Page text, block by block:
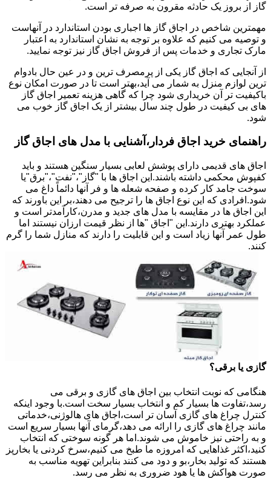
گاز از بروز یک حادثه مقرون به صرفه تر است.
مهمترین شاخص در اجاق گاز ها اجباری بودن استاندارد در آنهاست
و توصیه می کنیم که علاوه بر توجه به نشان استاندارد به اعتبار
مارک تجاری و خدمات پس از فروش اجاق گاز نیز توجه نمایید.
از آنجایی که اجاق گاز یکی از پرمصرف ترین و در عین حال بادوام
ترین لوازم منزل به شمار می آید،بهتر است تا در صورت امکان نوع
باکیفیت تر آن خریداری شود چرا که گاهی هزینه تعمیر اجاق گاز
های بی کیفیت در طول چند سال بیشتر از یک اجاق گاز خوب می
شود.
راهنمای خرید اجاق فردار،آشنایی با مدل های اجاق گاز
اجاق های قدیمی دارای پوشش لعابی بسیار سنگین هستند و باید
کفپوش محکمی داشته باشند.این اجاق ها با "گاز"،"نفت"،"برق"یا
سوخت جامد کار کرده و صفحه شعله ها و فر آنها دائماً داغ می
شود.افرادی که این نوع اجاق ها را ترجیح می دهند،بر این باورند که
این اجاق ها در مقایسه با مدل های جدید و مدرن،کارآمدتر است و
عملکرد بهتری دارند.این "اجاق "ها از نظر قیمت ارزان نیستند اما
طول عمر آنها زیاد است و این قابلیت را دارند که منازل شما را گرم
کنند.
گازی یا برقی؟
هنگامی که نوبت انتخاب بین اجاق های گازی و برقی می
رسد،تفاوت ها بسیار کم و انتخاب بسیار سخت است.با وجود اینکه
کنترل چراغ های گازی آسان تر است،اجاق های هالوژنی،خدماتی
مانند چراغ های گازی را ارائه می دهد،گرمای آنها بسیار سریع است
و به راحتی نیز خاموش می شوند.اما هر گونه سوختی که انتخاب
کنید،اکثر غذاهایی که امروزه ما طبخ می کنیم،سرخ کردنی یا بخارپز
هستند که تولید بخار،بو و دود می کنند بنابراین تهویه مناسب به
صورت هواکش ها یا هود ضروری به نظر می رسد.